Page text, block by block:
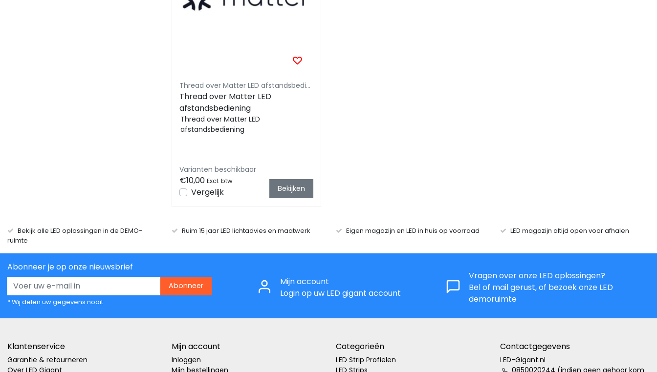
Thread over Matter LED afstandsbediening
Thread over Matter LED
afstandsbediening
Thread over Matter LED
afstandsbediening
Varianten beschikbaar
€10,00 Excl. btw
Vergelijk Bekijken
Bekijk alle LED oplossingen in de DEMO-
ruimte
Ruim 15 jaar LED lichtadvies en maatwerk Eigen magazijn en LED in huis op voorraad LED magazijn altijd open voor afhalen
Abonneer je op onze nieuwsbrief
Abonneer
* Wij delen uw gegevens nooit
Mijn account
Login op uw LED gigant account
Vragen over onze LED oplossingen?
Bel of mail gerust, of bezoek onze LED
demoruimte
Klantenservice
Garantie & retourneren
Over LED Gigant
Mijn account
Inloggen
Mijn bestellingen
Categorieën
LED Strip Profielen
LED Strips
Contactgegevens
LED-Gigant.nl
0850020244 (indien geen gehoor kom